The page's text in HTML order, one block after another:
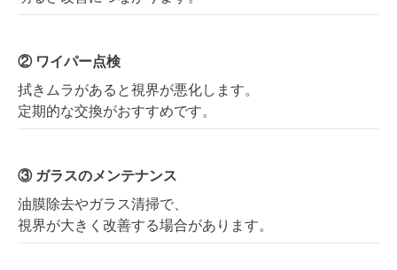
② ワイパー点検
拭きムラがあると視界が悪化します。
定期的な交換がおすすめです。
③ ガラスのメンテナンス
油膜除去やガラス清掃で、
視界が大きく改善する場合があります。